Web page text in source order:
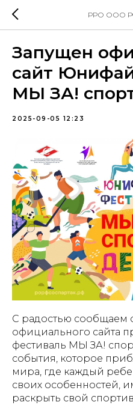
РРО ООО
Запущен
сайт
МЫ ЗА!
2025-09-05 12:23
С радостью сообщаем
официального сайта
фестиваль МЫ ЗА!
события, которое
мира, где каждый
своих особенностей,
раскрыть свой